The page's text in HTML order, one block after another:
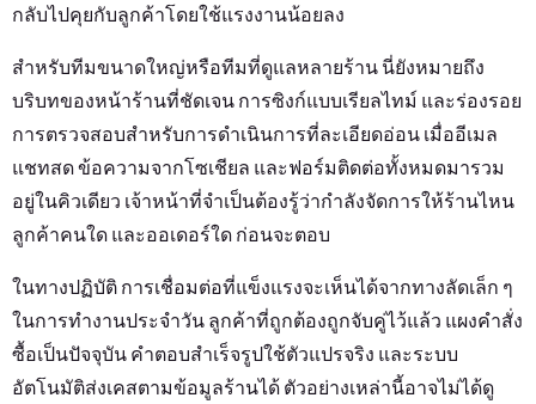
กลับไปคุยกับลูกค้าโดยใช้แรงงานน้อยลง
สำหรับทีมขนาดใหญ่หรือทีมที่ดูแลหลายร้าน นี่ยังหมายถึง
บริบทของหน้าร้านที่ชัดเจน การซิงก์แบบเรียลไทม์ และร่องรอย
การตรวจสอบสำหรับการดำเนินการที่ละเอียดอ่อน เมื่ออีเมล
แชทสด ข้อความจากโซเชียล และฟอร์มติดต่อทั้งหมดมารวม
อยู่ในคิวเดียว เจ้าหน้าที่จำเป็นต้องรู้ว่ากำลังจัดการให้ร้านไหน
ลูกค้าคนใด และออเดอร์ใด ก่อนจะตอบ
ในทางปฏิบัติ การเชื่อมต่อที่แข็งแรงจะเห็นได้จากทางลัดเล็ก ๆ
ในการทำงานประจำวัน ลูกค้าที่ถูกต้องถูกจับคู่ไว้แล้ว แผงคำสั่ง
ซื้อเป็นปัจจุบัน คำตอบสำเร็จรูปใช้ตัวแปรจริง และระบบ
อัตโนมัติส่งเคสตามข้อมูลร้านได้ ตัวอย่างเหล่านี้อาจไม่ได้ดู